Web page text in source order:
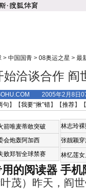
> 中国国青 > 08奥运之星 > 最
洽谈合作 阎
2005年2月8日
句 】【我要“揪”错】【推荐】
箭唯麦蒂敢突破
会炮轰阿加西
败郑智全球禁赛
林志玲
张靓颖
林忆莲
的阅读器 手机
）昨天，阎世